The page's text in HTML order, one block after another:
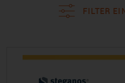
FILTER